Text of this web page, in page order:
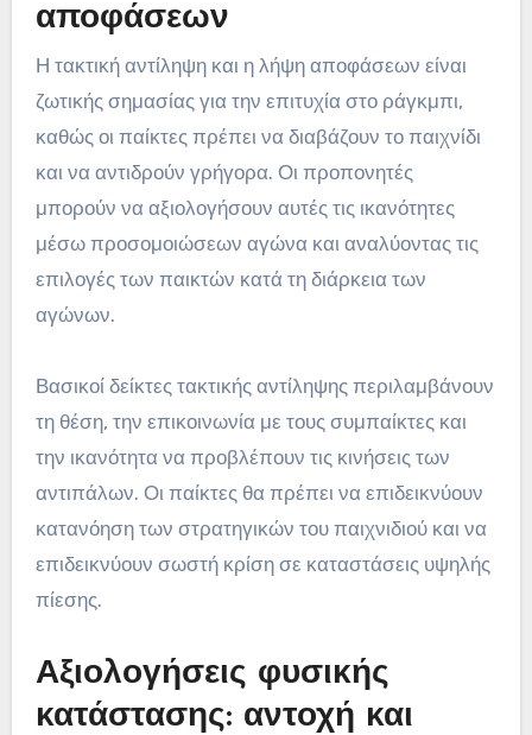
αποφάσεων
Η τακτική αντίληψη και η λήψη αποφάσεων είναι
ζωτικής σημασίας για την επιτυχία στο ράγκμπι,
καθώς οι παίκτες πρέπει να διαβάζουν το παιχνίδι
και να αντιδρούν γρήγορα. Οι προπονητές
μπορούν να αξιολογήσουν αυτές τις ικανότητες
μέσω προσομοιώσεων αγώνα και αναλύοντας τις
επιλογές των παικτών κατά τη διάρκεια των
αγώνων.
Βασικοί δείκτες τακτικής αντίληψης περιλαμβάνουν
τη θέση, την επικοινωνία με τους συμπαίκτες και
την ικανότητα να προβλέπουν τις κινήσεις των
αντιπάλων. Οι παίκτες θα πρέπει να επιδεικνύουν
κατανόηση των στρατηγικών του παιχνιδιού και να
επιδεικνύουν σωστή κρίση σε καταστάσεις υψηλής
πίεσης.
Αξιολογήσεις φυσικής
κατάστασης: αντοχή και